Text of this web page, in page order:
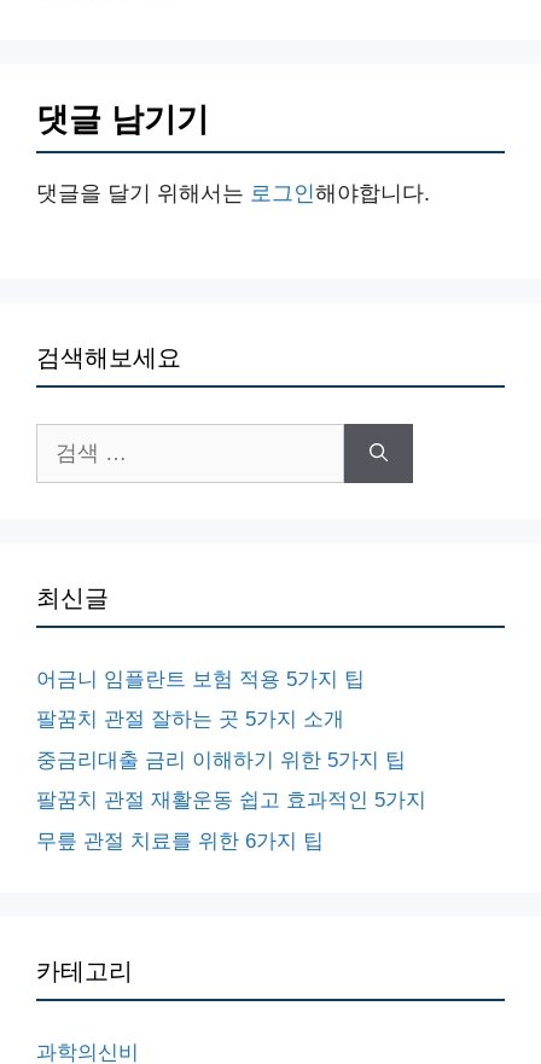
댓글 남기기
댓글을 달기 위해서는 로그인해야합니다.
검색해보세요
색:
최신글
어금니 임플란트 보험 적용 5가지 팁
팔꿈치 관절 잘하는 곳 5가지 소개
중금리대출 금리 이해하기 위한 5가지 팁
팔꿈치 관절 재활운동 쉽고 효과적인 5가지
무릎 관절 치료를 위한 6가지 팁
카테고리
과학의신비